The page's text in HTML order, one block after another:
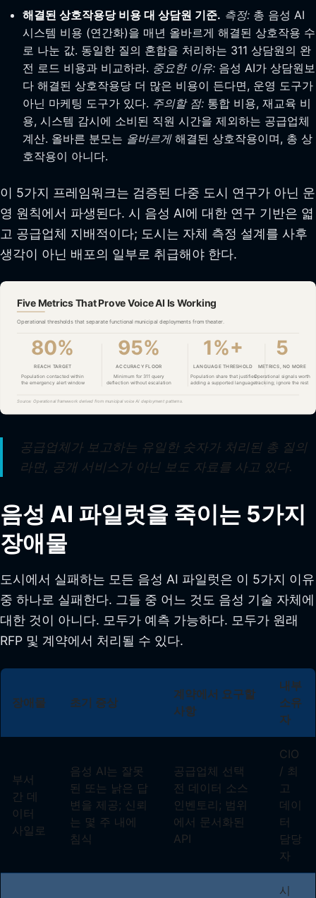
해결된 상호작용당 비용 대 상담원 기준. 측정: 총 음성 AI
시스템 비용 (연간화)을 매년 올바르게 해결된 상호작용 수
로 나눈 값. 동일한 질의 혼합을 처리하는 311 상담원의 완
전 로드 비용과 비교하라. 중요한 이유: 음성 AI가 상담원보
다 해결된 상호작용당 더 많은 비용이 든다면, 운영 도구가
아닌 마케팅 도구가 있다. 주의할 점: 통합 비용, 재교육 비
용, 시스템 감시에 소비된 직원 시간을 제외하는 공급업체
계산. 올바른 분모는 올바르게해결된 상호작용이며, 총 상
호작용이 아니다.
이 5가지 프레임워크는 검증된 다중 도시 연구가 아닌 운
영 원칙에서 파생된다. 시 음성 AI에 대한 연구 기반은 엷
고 공급업체 지배적이다; 도시는 자체 측정 설계를 사후
생각이 아닌 배포의 일부로 취급해야 한다.
공급업체가 보고하는 유일한 숫자가 처리된 총 질의
라면, 공개 서비스가 아닌 보도 자료를 사고 있다.
음성 AI 파일럿을 죽이는 5가지
장애물
도시에서 실패하는 모든 음성 AI 파일럿은 이 5가지 이유
중 하나로 실패한다. 그들 중 어느 것도 음성 기술 자체에
대한 것이 아니다. 모두가 예측 가능하다. 모두가 원래
RFP 및 계약에서 처리될 수 있다.
장애물 초기 증상
계약에서 요구할
사항
내부
소유
자
부서
간 데
이터
사일로
음성 AI는 잘못
된 또는 낡은 답
변을 제공; 신뢰
는 몇 주 내에
침식
공급업체 선택
전 데이터 소스
인벤토리; 범위
에서 문서화된
API
CIO
/ 최
고
데이
터
담당
자
시